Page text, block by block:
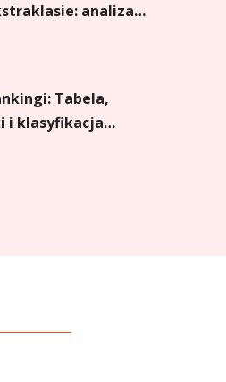
analiza
Tabela,
i klasyfikacja
dane